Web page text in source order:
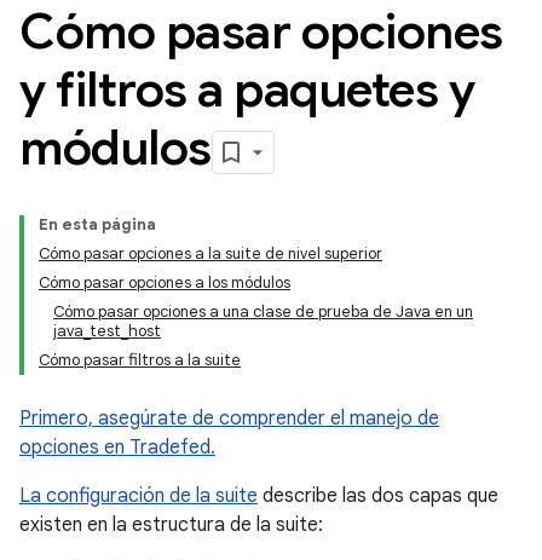
Cómo pasar opciones
y filtros a paquetes y
módulos
En esta página
Cómo pasar opciones a la suite de nivel superior
Cómo pasar opciones a los módulos
Cómo pasar opciones a una clase de prueba de Java en un
java_test_host
Cómo pasar filtros a la suite
Primero, asegúrate de comprender el manejo de
opciones en Tradefed.
La configuración de la suite describe las dos capas que
existen en la estructura de la suite: